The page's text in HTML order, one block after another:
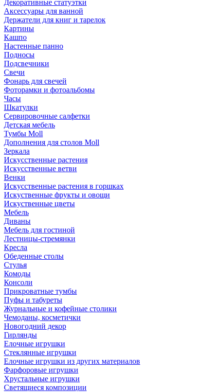
Декоративные статуэтки
Аксессуары для ванной
Держатели для книг и тарелок
Картины
Кашпо
Настенные панно
Подносы
Подсвечники
Свечи
Фонарь для свечей
Фоторамки и фотоальбомы
Часы
Шкатулки
Сервировочные салфетки
Детская мебель
Тумбы Moll
Дополнения для столов Moll
Зеркала
Искусственные растения
Искусственные ветви
Венки
Искусственные растения в горшках
Искуственные фрукты и овощи
Искуственные цветы
Мебель
Диваны
Мебель для гостиной
Лестницы-стремянки
Кресла
Обеденные столы
Стулья
Комоды
Консоли
Прикроватные тумбы
Пуфы и табуреты
Журнальные и кофейные столики
Чемоданы, косметички
Новогодний декор
Гирлянды
Елочные игрушки
Стеклянные игрушки
Елочные игрушки из других материалов
Фарфоровые игрушки
Хрустальные игрушки
Светящиеся композиции